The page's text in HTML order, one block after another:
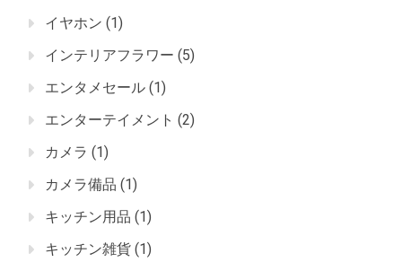
イヤホン (1)
インテリアフラワー (5)
エンタメセール (1)
エンターテイメント (2)
カメラ (1)
カメラ備品 (1)
キッチン用品 (1)
キッチン雑貨 (1)